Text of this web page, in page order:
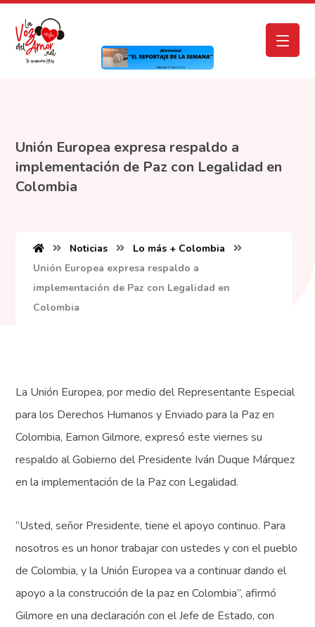
Unión Europea expresa respaldo a
implementación de Paz con Legalidad en
Colombia
Noticias
Lo más + Colombia
Unión Europea expresa respaldo a
implementación de Paz con Legalidad en
Colombia
La Unión Europea, por medio del Representante Especial
para los Derechos Humanos y Enviado para la Paz en
Colombia, Eamon Gilmore, expresó este viernes su
respaldo al Gobierno del Presidente Iván Duque Márquez
en la implementación de la Paz con Legalidad.
“Usted, señor Presidente, tiene el apoyo continuo. Para
nosotros es un honor trabajar con ustedes y con el pueblo
de Colombia, y la Unión Europea va a continuar dando el
apoyo a la construcción de la paz en Colombia”, afirmó
Gilmore en una declaración con el Jefe de Estado, con